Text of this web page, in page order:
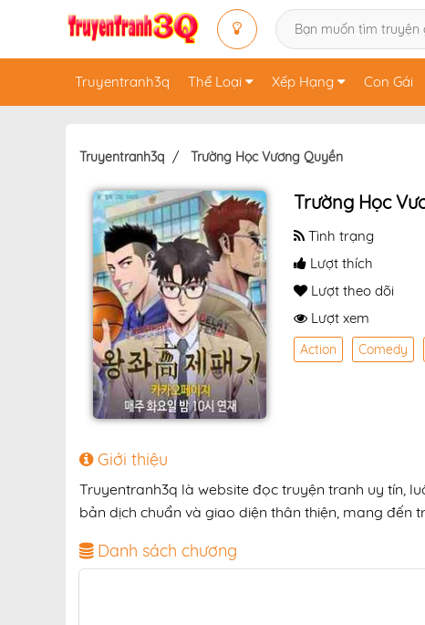
Truyentranh3q Thể Loại Xếp Hạng Con Gái
Truyentranh3q Trường Học Vương Quyền
Trường Học
Tình trạng
Lượt thích
Lượt theo dõi
Lượt xem
Action Comedy
Giới thiệu
Truyentranh3q là website đọc truyện tranh uy tín,
bản dịch chuẩn và giao diện thân thiện, mang đến
Danh sách chương